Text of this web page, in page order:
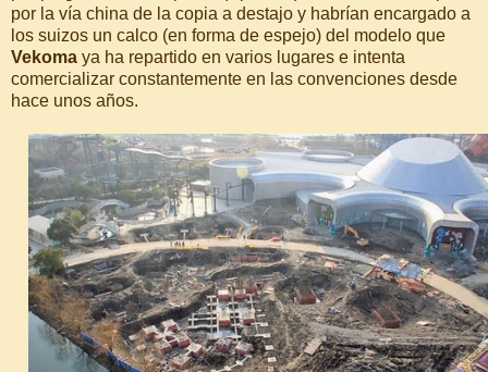
por la vía china de la copia a destajo y habrían encargado a
los suizos un calco (en forma de espejo) del modelo que
Vekoma ya ha repartido en varios lugares e intenta
comercializar constantemente en las convenciones desde
hace unos años.